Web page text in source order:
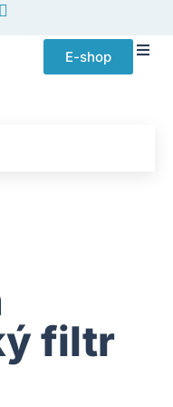
E-shop
filtr